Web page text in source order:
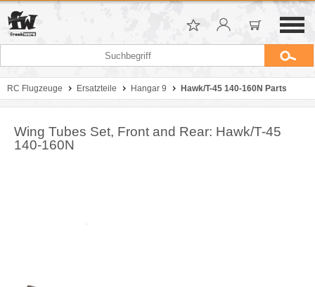
RC Flugzeuge Ersatzteile Hangar 9 Hawk/T-45 140-160N Parts
Wing Tubes Set, Front and Rear: Hawk/T-45
140-160N